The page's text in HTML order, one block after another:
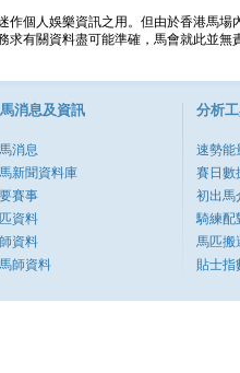
作個人娛樂資訊之用。但由於香港馬
求有關資料盡可能準確，馬會就此並
消息及資訊
消息
新聞資料庫
賽事
資料
資料
師資料
分析
速勢能
賽日數
初出馬
騎練配
馬匹搬
貼士指